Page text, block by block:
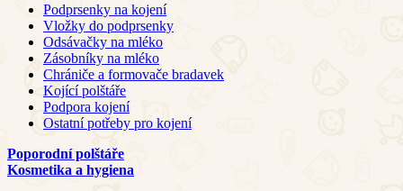
Podprsenky na kojení
Vložky do podprsenky
Odsávačky na mléko
Zásobníky na mléko
Chrániče a formovače bradavek
Kojící polštáře
Podpora kojení
Ostatní potřeby pro kojení
Poporodní polštáře
Kosmetika a hygiena